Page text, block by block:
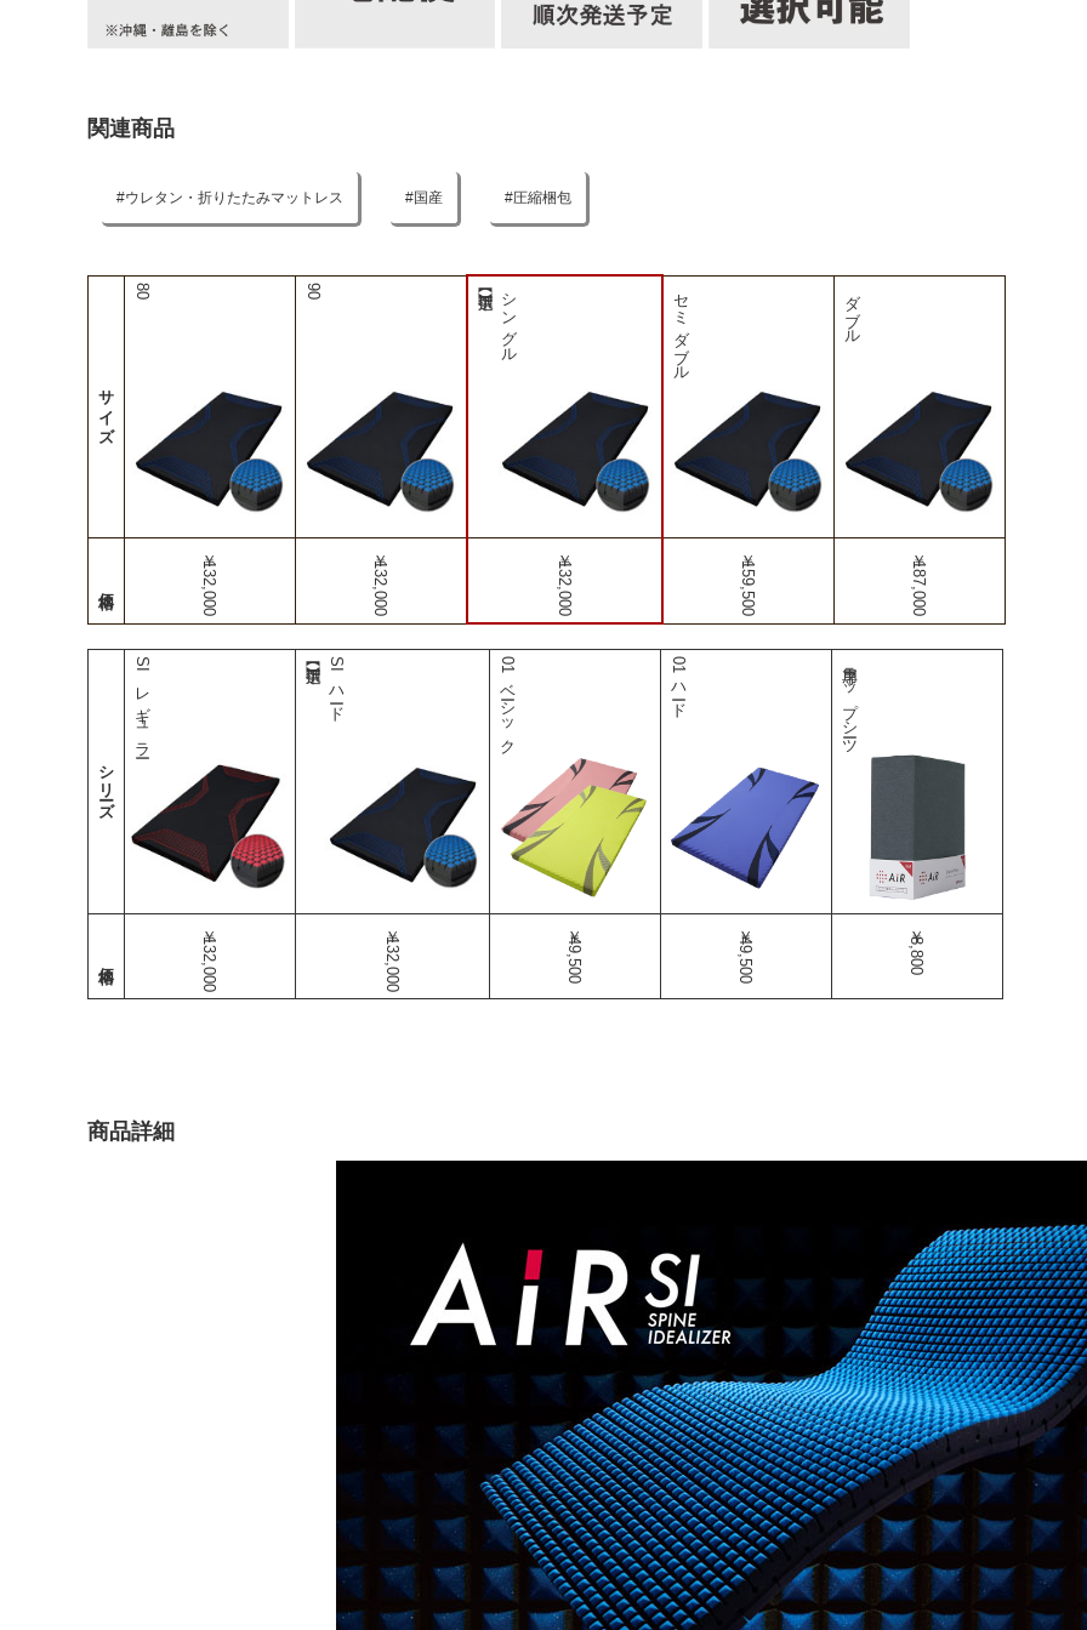
関連商品
ウレタン・折りたたみマットレス 国産 圧縮梱包
サイズ
80
￥132,000
90
￥132,000
シングル
￥132,000
セミダブル
￥159,500
ダブル
￥187,000
シリーズ
SI レギュラー
￥132,000
SI ハード
￥132,000
01ベーシック
￥49,500
01ハード
￥49,500
専用ラップシーツ
￥8,800
商品詳細